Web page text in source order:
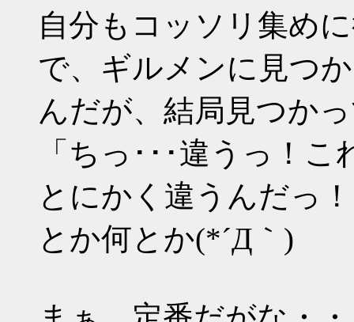
自分もコッソリ集め
で、ギルメンに見つ
んだが、結局見つか
「ちっ･･･違うっ！
とにかく違うんだっ
とか何とか(*´Д｀)